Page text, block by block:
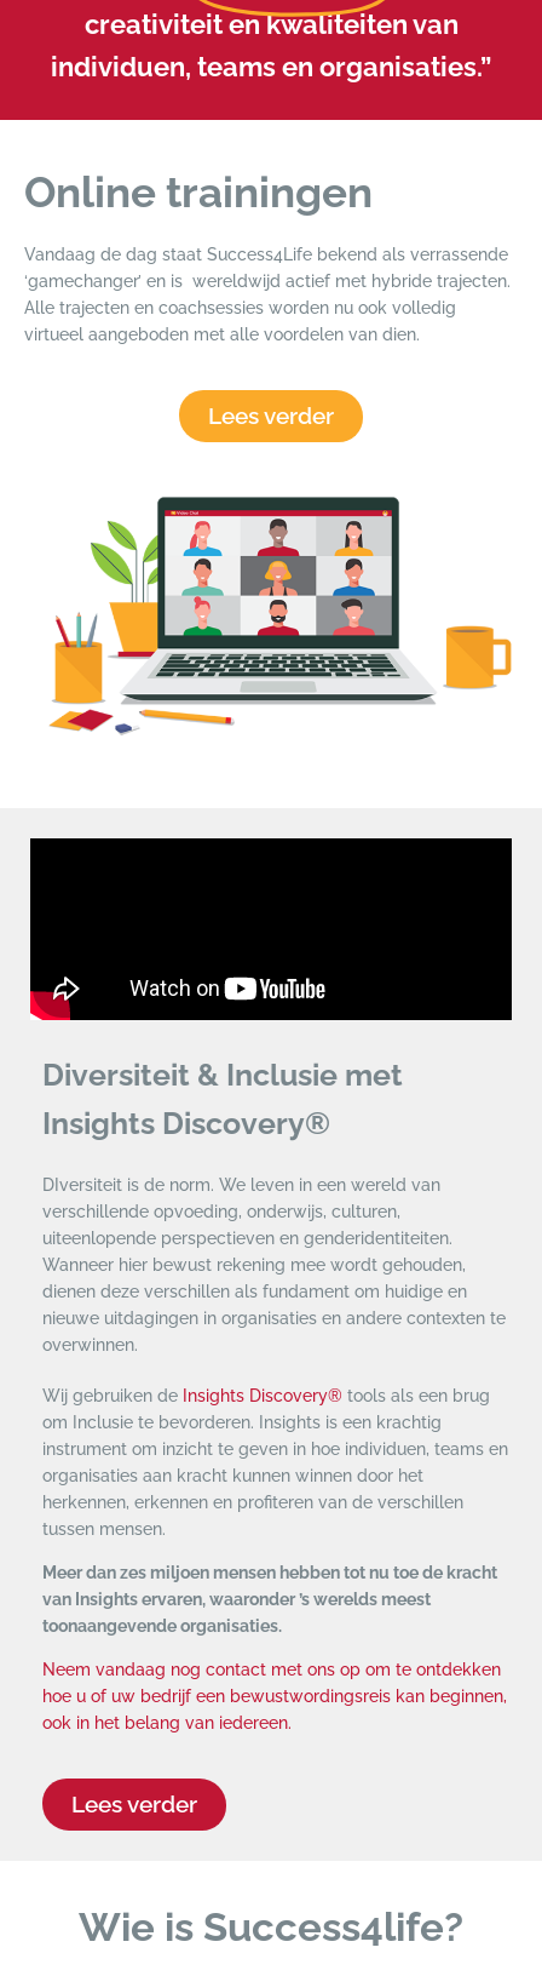
creativiteit en kwaliteiten van
individuen, teams en organisaties.”
Online trainingen
Vandaag de dag staat Success4Life bekend als verrassende
‘gamechanger’ en is wereldwijd actief met hybride trajecten.
Alle trajecten en coachsessies worden nu ook volledig
virtueel aangeboden met alle voordelen van dien.
Lees verder
Diversiteit & Inclusie met
Insights Discovery®
DIversiteit is de norm. We leven in een wereld van
verschillende opvoeding, onderwijs, culturen,
uiteenlopende perspectieven en genderidentiteiten.
Wanneer hier bewust rekening mee wordt gehouden,
dienen deze verschillen als fundament om huidige en
nieuwe uitdagingen in organisaties en andere contexten te
overwinnen.
Wij gebruiken de Insights Discovery® tools als een brug
om Inclusie te bevorderen. Insights is een krachtig
instrument om inzicht te geven in hoe individuen, teams en
organisaties aan kracht kunnen winnen door het
herkennen, erkennen en profiteren van de verschillen
tussen mensen.
Meer dan zes miljoen mensen hebben tot nu toe de kracht
van Insights ervaren, waaronder ’s werelds meest
toonaangevende organisaties.
Neem vandaag nog contact met ons op om te ontdekken
hoe u of uw bedrijf een bewustwordingsreis kan beginnen,
ook in het belang van iedereen.
Lees verder
Wie is Success4life?